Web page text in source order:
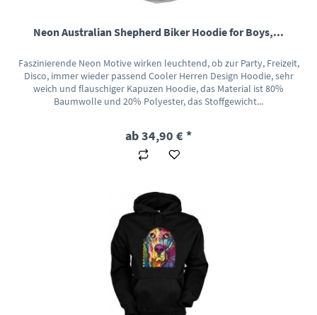
Neon Australian Shepherd Biker Hoodie for Boys,...
Faszinierende Neon Motive wirken leuchtend, ob zur Party, Freizeit,
Disco, immer wieder passend Cooler Herren Design Hoodie, sehr
weich und flauschiger Kapuzen Hoodie, das Material ist 80%
Baumwolle und 20% Polyester, das Stoffgewicht...
ab 34,90 € *